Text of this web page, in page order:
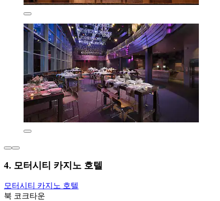
4. 모터시티 카지노 호텔
모터시티 카지노 호텔
북 코크타운